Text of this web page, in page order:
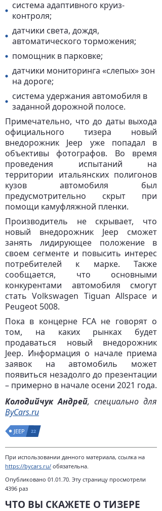
система адаптивного круиз-
контроля;
датчики света, дождя,
автоматического торможения;
помощник в парковке;
датчики мониторинга «слепых» зон
на дороге;
система удержания автомобиля в
заданной дорожной полосе.
Примечательно, что до даты выхода
официального тизера новый
внедорожник Jeep уже попадал в
объективы фотографов. Во время
проведения испытаний на
территории итальянских полигонов
кузов автомобиля был
предусмотрительно скрыт при
помощи камуфляжной пленки.
Производитель не скрывает, что
новый внедорожник Jeep сможет
занять лидирующее положение в
своем сегменте и повысить интерес
потребителей к марке. Также
сообщается, что основными
конкурентами автомобиля смогут
стать Volkswagen Tiguan Allspace и
Peugeot 5008.
Пока в концерне FCA не говорят о
том, на каких рынках будет
продаваться новый внедорожник
Jeep. Информация о начале приема
заявок на автомобиль может
появиться незадолго до презентации
– примерно в начале осени 2021 года.
Колодийчук Андрей, специально для
ByCars.ru
JEEP 22
При использовании данного материала, ссылка на
https://bycars.ru/ обязательна.
Опубликовано 01.01.70. Эту страницу просмотрели
4396 раз
ЧТО ВЫ СКАЖЕТЕ О ТИЗЕРЕ